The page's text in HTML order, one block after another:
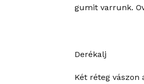
gumit varrunk.
Derékalj
Két réteg vászon